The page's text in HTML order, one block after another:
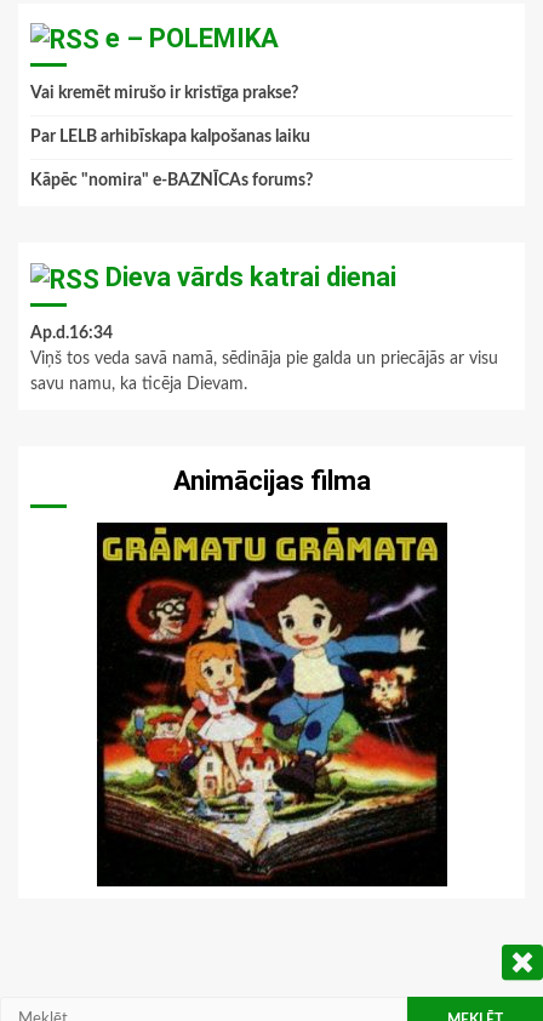
e – POLEMIKA
Vai kremēt mirušo ir kristīga prakse?
Par LELB arhibīskapa kalpošanas laiku
Kāpēc "nomira" e-BAZNĪCAs forums?
Dieva vārds katrai dienai
Ap.d.16:34
Viņš tos veda savā namā, sēdināja pie galda un priecājās ar visu
savu namu, ka ticēja Dievam.
Animācijas filma
Meklēt: